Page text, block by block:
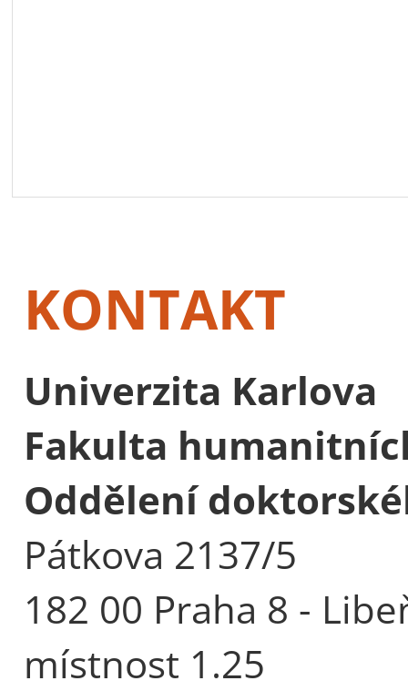
KONTAKT
Univerzita Karlova
Fakulta
Oddělení
Pátkova 2137/5
182 00 Praha 8 -
místnost 1.25